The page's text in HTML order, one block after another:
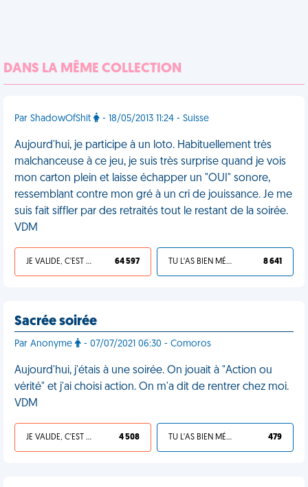
DANS LA MÊME COLLECTION
Par ShadowOfShit - 18/05/2013 11:24 - Suisse
Aujourd'hui, je participe à un loto. Habituellement très
malchanceuse à ce jeu, je suis très surprise quand je vois
mon carton plein et laisse échapper un "OUI" sonore,
ressemblant contre mon gré à un cri de jouissance. Je me
suis fait siffler par des retraités tout le restant de la soirée.
VDM
JE VALIDE, C'EST UNE VDM 64 597 TU L'AS BIEN MÉRITÉ 8 641
Sacrée soirée
Par Anonyme - 07/07/2021 06:30 - Comoros
Aujourd'hui, j'étais à une soirée. On jouait à "Action ou
vérité" et j'ai choisi action. On m'a dit de rentrer chez moi.
VDM
JE VALIDE, C'EST UNE VDM 4 508 TU L'AS BIEN MÉRITÉ 479